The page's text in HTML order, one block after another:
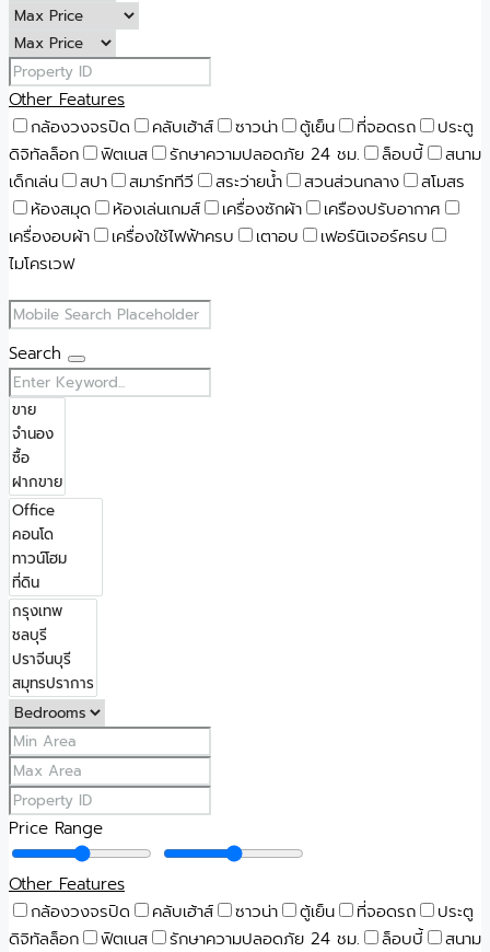
Other Features
กล้องวงจรปิด
คลับเฮ้าส์ ซาวน่า ตู้เย็น ที่จอดรถ
ประตู
ดิจิทัลล็อก
ฟิตเนส รักษาความปลอดภัย 24 ชม. ล็อบบี้
สนาม
เด็กเล่น
สปา สมาร์ททีวี สระว่ายน้ำ สวนส่วนกลาง
สโมสร
ห้องสมุด
ห้องเล่นเกมส์ เครื่องซักผ้า
เครืองปรับอากาศ
เครื่องอบผ้า
เครื่องใช้ไฟฟ้าครบ เตาอบ
เฟอร์นิเจอร์ครบ
ไมโครเวฟ
Search
Price Range
Other Features
กล้องวงจรปิด
คลับเฮ้าส์ ซาวน่า ตู้เย็น ที่จอดรถ
ประตู
ดิจิทัลล็อก
ฟิตเนส รักษาความปลอดภัย 24 ชม. ล็อบบี้
สนาม